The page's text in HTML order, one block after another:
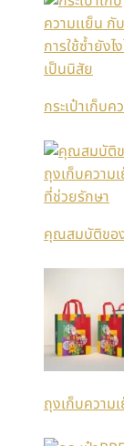
กระเป๋าเก็บ
คุณสมบัติขอ
ถุงเก็บความ